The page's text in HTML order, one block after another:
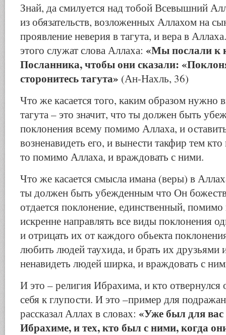
Знай, да смилуется над тобой Всевышний
из обязательств, возложенных Аллахом на
проявление неверия в тагута, и вера в
этого служат слова Аллаха: «Мы послали к
Посланника, чтобы они сказали:
сторонитесь тагута» (Ан-Нахль, 36)
Что же касается того, каким образом нужно
тагута – это значит, что ты должен быть
поклонения всему помимо Аллаха, и
возненавидеть его, и вынести такфир тем
то помимо Аллаха, и враждовать с ними.
Что же касается смысла имана (веры) в
ты должен быть убежденным что Он
отдается поклонение, единственный, помимо
искренне направлять все виды поклонения
и отрицать их от каждого обьекта
любить людей таухида, и брать их друзьями
ненавидеть людей ширка, и враждовать с
И это – религия Ибрахима, и кто отвернулся
себя к глупости. И это –пример для
рассказал Аллах в словах: «Уже был для
Ибрахиме, и тех, кто был с ними, когда